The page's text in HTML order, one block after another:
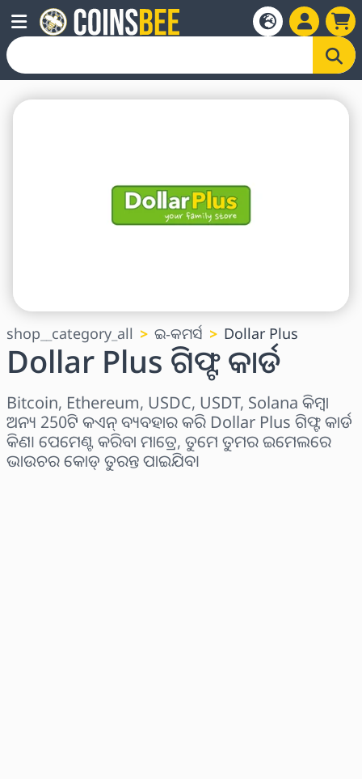
shop__category_all ଇ-କମର୍ସ Dollar Plus
Dollar Plus ଗିଫ୍ଟ କାର୍ଡ
Bitcoin, Ethereum, USDC, USDT, Solana କିମ୍ବା
ଅନ୍ୟ 250ଟି କଏନ୍ ବ୍ୟବହାର କରି Dollar Plus ଗିଫ୍ଟ କାର୍ଡ
କିଣ। ପେମେଣ୍ଟ କରିବା ମାତ୍ରେ, ତୁମେ ତୁମର ଇମେଲରେ
ଭାଉଚର କୋଡ୍ ତୁରନ୍ତ ପାଇଯିବ।